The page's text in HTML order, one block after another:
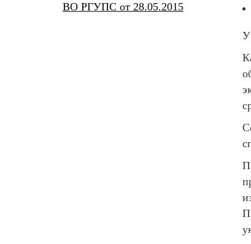
ВО РГУПC от 28.05.2015